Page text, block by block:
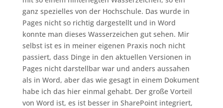
ganz spezielles von der Hochschule. Das wurde in
Pages nicht so richtig dargestellt und in Word
konnte man dieses Wasserzeichen gut sehen. Mir
selbst ist es in meiner eigenen Praxis noch nicht
passiert, dass Dinge in den aktuellen Versionen in
Pages nicht darstellbar war und anders aussahen
als in Word, aber das wie gesagt in einem Dokument
habe ich das hier einmal gehabt. Der große Vorteil
von Word ist, es ist besser in SharePoint integriert,